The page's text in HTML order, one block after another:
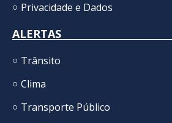
Privacidade e Dados
ALERTAS
Trânsito
Clima
Transporte Público